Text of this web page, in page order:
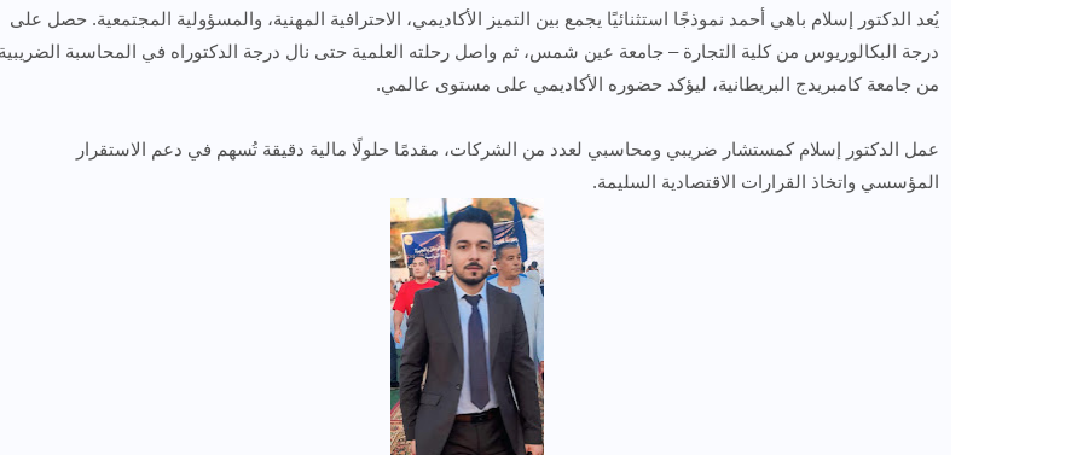
يُعد الدكتور إسلام باهي أحمد نموذجًا استثنائيًا يجمع بين التميز الأكاديمي، الاحترافية المهنية، والمسؤولية المجتمعية. حصل على
درجة البكالوريوس من كلية التجارة – جامعة عين شمس، ثم واصل رحلته العلمية حتى نال درجة الدكتوراه في المحاسبة الضريبية
من جامعة كامبريدج البريطانية، ليؤكد حضوره الأكاديمي على مستوى عالمي.
عمل الدكتور إسلام كمستشار ضريبي ومحاسبي لعدد من الشركات، مقدمًا حلولًا مالية دقيقة تُسهم في دعم الاستقرار
المؤسسي واتخاذ القرارات الاقتصادية السليمة.